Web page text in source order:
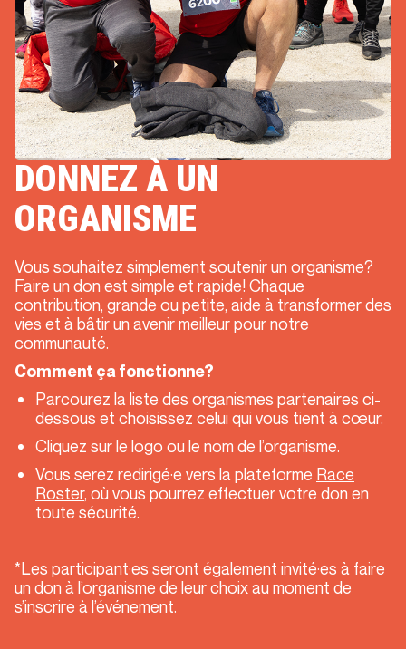
DONNEZ À UN
ORGANISME
Vous souhaitez simplement soutenir un organisme?
Faire un don est simple et rapide! Chaque
contribution, grande ou petite, aide à transformer des
vies et à bâtir un avenir meilleur pour notre
communauté.
Comment ça fonctionne?
Parcourez la liste des organismes partenaires ci-
dessous et choisissez celui qui vous tient à cœur.
Cliquez sur le logo ou le nom de l’organisme.
Vous serez redirigé·e vers la plateforme Race
Roster, où vous pourrez effectuer votre don en
toute sécurité.
*Les participant·es seront également invité·es à faire
un don à l’organisme de leur choix au moment de
s’inscrire à l’événement.